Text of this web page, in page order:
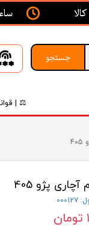
جستجو
⚖ |
پژو 405